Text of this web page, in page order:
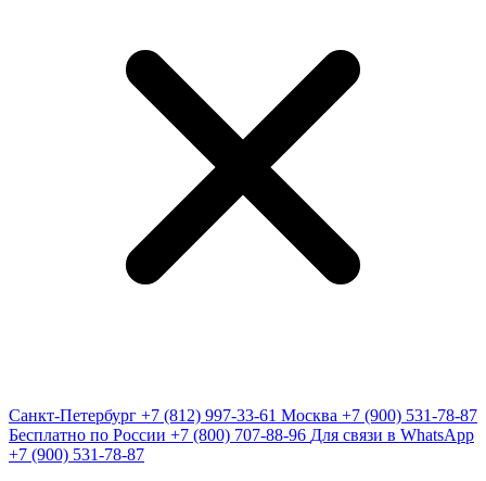
Санкт-Петербург +7 (812) 997-33-61 Москва +7 (900) 531-78-87
Бесплатно по России +7 (800) 707-88-96 Для связи в WhatsApp
+7 (900) 531-78-87